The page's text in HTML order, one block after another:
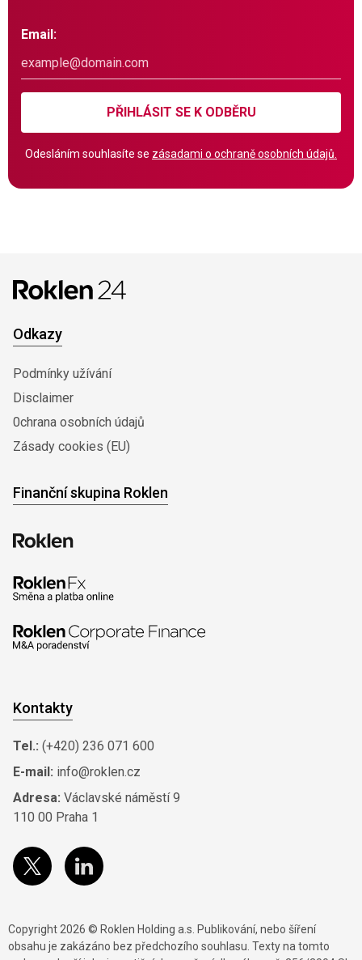
Email:
PŘIHLÁSIT SE K ODBĚRU
Odesláním souhlasíte se zásadami o ochraně osobních údajů.
Odkazy
Podmínky užívání
Disclaimer
0chrana osobních údajů
Zásady cookies (EU)
Finanční skupina Roklen
Kontakty
Tel.: (+420) 236 071 600
E-mail: info@roklen.cz
Adresa: Václavské náměstí 9
110 00 Praha 1
Copyright 2026 © Roklen Holding a.s. Publikování, nebo šíření
obsahu je zakázáno bez předchozího souhlasu. Texty na tomto